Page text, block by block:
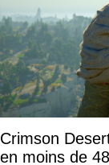
Crimson
en moins de